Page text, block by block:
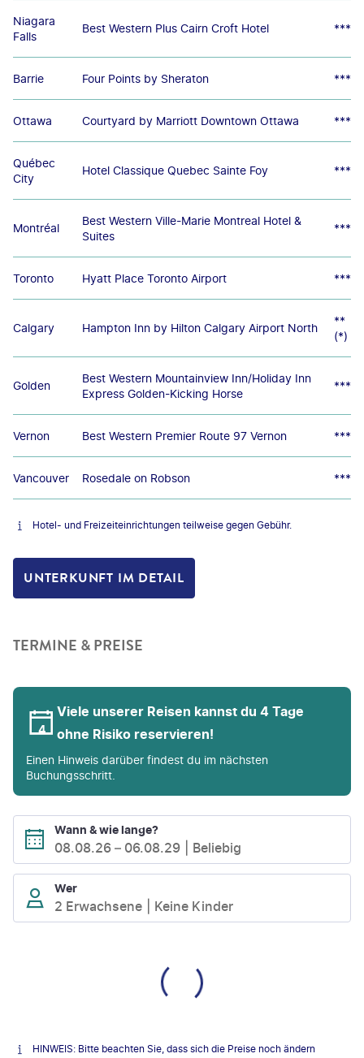
Niagara
Falls
Best Western Plus Cairn Croft Hotel ***
Barrie Four Points by Sheraton ***
Ottawa Courtyard by Marriott Downtown Ottawa ***
Québec
City
Hotel Classique Quebec Sainte Foy ***
Montréal
Best Western Ville-Marie Montreal Hotel &
Suites
***
Toronto Hyatt Place Toronto Airport ***
Calgary Hampton Inn by Hilton Calgary Airport North
**
(*)
Golden
Best Western Mountainview Inn/Holiday Inn
Express Golden-Kicking Horse
***
Vernon Best Western Premier Route 97 Vernon ***
Vancouver Rosedale on Robson ***
Hotel- und Freizeiteinrichtungen teilweise gegen Gebühr.
UNTERKUNFT IM DETAIL
TERMINE & PREISE
Viele unserer Reisen kannst du 4 Tage
ohne Risiko reservieren!
Einen Hinweis darüber findest du im nächsten
Buchungsschritt.
Wann & wie lange?
08.08.26 – 06.08.29 Beliebig
Wer
2 Erwachsene Keine Kinder
HINWEIS: Bitte beachten Sie, dass sich die Preise noch ändern